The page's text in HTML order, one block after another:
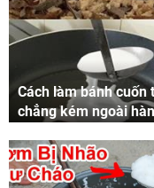
Cách làm bánh cuốn
chẳng kém ngoài